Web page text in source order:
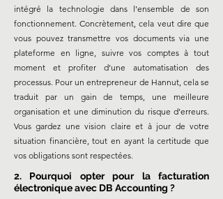
intégré la technologie dans l’ensemble de son
fonctionnement. Concrètement, cela veut dire que
vous pouvez transmettre vos documents via une
plateforme en ligne, suivre vos comptes à tout
moment et profiter d’une automatisation des
processus. Pour un entrepreneur de Hannut, cela se
traduit par un gain de temps, une meilleure
organisation et une diminution du risque d’erreurs.
Vous gardez une vision claire et à jour de votre
situation financière, tout en ayant la certitude que
vos obligations sont respectées.
2. Pourquoi opter pour la facturation
électronique avec DB Accounting ?